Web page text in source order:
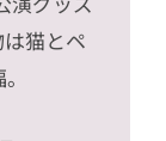
猫とペ